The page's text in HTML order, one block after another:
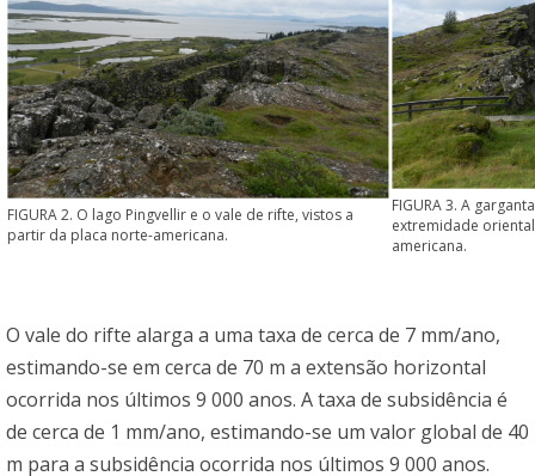
FIGURA 2. O lago Pingvellir e o vale de rifte, vistos a
partir da placa norte-americana.
FIGURA 3. A
extremidade
americana.
O vale do rifte alarga a uma taxa de cerca de 7 mm/ano,
estimando-se em cerca de 70 m a extensão horizontal
ocorrida nos últimos 9 000 anos. A taxa de subsidência é
de cerca de 1 mm/ano, estimando-se um valor global de 40
m para a subsidência ocorrida nos últimos 9 000 anos.